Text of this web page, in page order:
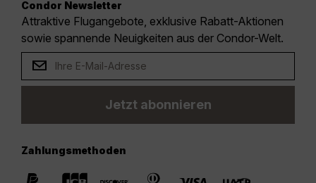
Condor Newsletter
Attraktive Flugangebote, exklusive Rabatt-Aktionen
sowie spannende Neuigkeiten aus der Condor-Welt.
Jetzt abonnieren
Zahlungsmethoden